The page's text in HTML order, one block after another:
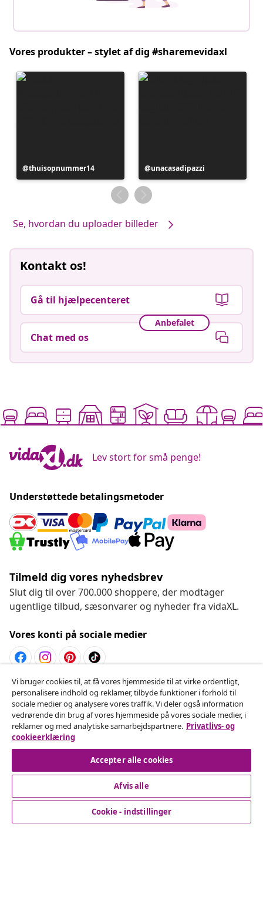
Vores produkter – stylet af dig #sharemevidaxl
Opslag
offentliggjort
thuisopnummer14
Opslag
offentliggjort
af
unacasadipazzi
Se, hvordan du uploader billeder
Kontakt os!
Gå til hjælpecenteret
Anbefalet
Chat med os
Lev stort for små penge!
Understøttede betalingsmetoder
Tilmeld dig vores nyhedsbrev
Slut dig til over 700.000 shoppere, der modtager
ugentlige tilbud, sæsonvarer og nyheder fra vidaXL.
Vores konti på sociale medier
Fortryd køb
Indsend en anmodning om at fortryde din ordre.
Virksomhed
Vi bruger cookies til, at få vores hjemmeside til at virke ordentligt,
personalisere indhold og reklamer, tilbyde funktioner i forhold til
sociale medier og analysere vores traffik. Vi deler også information
vedrørende din brug af vores hjemmeside på vores sociale medier, i
reklamer og med analytiske samarbejdspartnere. Privatlivs- og
cookieerklæring
Accepter alle cookies
Afvis alle
Cookie - indstillinger